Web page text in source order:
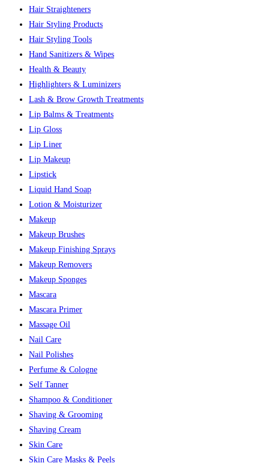
Hair Straighteners
Hair Styling Products
Hair Styling Tools
Hand Sanitizers & Wipes
Health & Beauty
Highlighters & Luminizers
Lash & Brow Growth Treatments
Lip Balms & Treatments
Lip Gloss
Lip Liner
Lip Makeup
Lipstick
Liquid Hand Soap
Lotion & Moisturizer
Makeup
Makeup Brushes
Makeup Finishing Sprays
Makeup Removers
Makeup Sponges
Mascara
Mascara Primer
Massage Oil
Nail Care
Nail Polishes
Perfume & Cologne
Self Tanner
Shampoo & Conditioner
Shaving & Grooming
Shaving Cream
Skin Care
Skin Care Masks & Peels